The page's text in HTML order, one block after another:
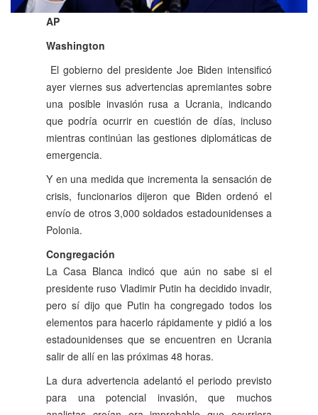
AP
Washington
El gobierno del presidente Joe Biden intensificó
ayer viernes sus advertencias apremiantes sobre
una po­sible invasión rusa a Ucra­nia, indicando
que po­dría ocurrir en cuestión de días, incluso
mientras con­tinúan las gestiones diplo­máticas de
emergencia.
Y en una medida que in­crementa la sensación de
crisis, funcionarios dijeron que Biden ordenó el
en­vío de otros 3,000 solda­dos estadounidenses a
Po­lonia.
Congregación
La Casa Blanca indicó que aún no sabe si el
presiden­te ruso Vladimir Putin ha decidido invadir,
pero sí dijo que Putin ha congre­gado todos los
elementos para hacerlo rápidamente y pidió a los
estadouniden­ses que se encuentren en Ucrania
salir de allí en las próximas 48 horas.
La dura advertencia ade­lantó el periodo previsto
para una potencial inva­sión, que muchos